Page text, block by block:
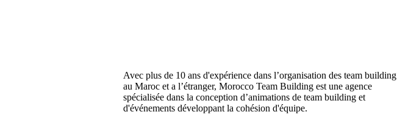
Avec plus de 10 ans d'expérience dans l’organisation des team building
au Maroc et a l’étranger, Morocco Team Building est une agence
spécialisée dans la conception d’animations de team building et
d'événements développant la cohésion d'équipe.